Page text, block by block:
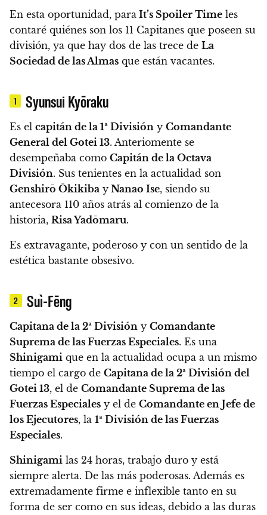
En esta oportunidad, para It’s Spoiler Time les
contaré quiénes son los 11 Capitanes que poseen su
división, ya que hay dos de las trece de La
Sociedad de las Almas que están vacantes.
1 Syunsui Kyōraku
Es el capitán de la 1ª División y Comandante
General del Gotei 13. Anteriomente se
desempeñaba como Capitán de la Octava
División. Sus tenientes en la actualidad son
Genshirō Ōkikiba y Nanao Ise, siendo su
antecesora 110 años atrás al comienzo de la
historia, Risa Yadōmaru.
Es extravagante, poderoso y con un sentido de la
estética bastante obsesivo.
2 Suì-Fēng
Capitana de la 2ª División y Comandante
Suprema de las Fuerzas Especiales. Es una
Shinigami que en la actualidad ocupa a un mismo
tiempo el cargo de Capitana de la 2ª División del
Gotei 13, el de Comandante Suprema de las
Fuerzas Especiales y el de Comandante en Jefe de
los Ejecutores, la 1ª División de las Fuerzas
Especiales.
Shinigami las 24 horas, trabajo duro y está
siempre alerta. De las más poderosas. Además es
extremadamente firme e inflexible tanto en su
forma de ser como en sus ideas, debido a las duras